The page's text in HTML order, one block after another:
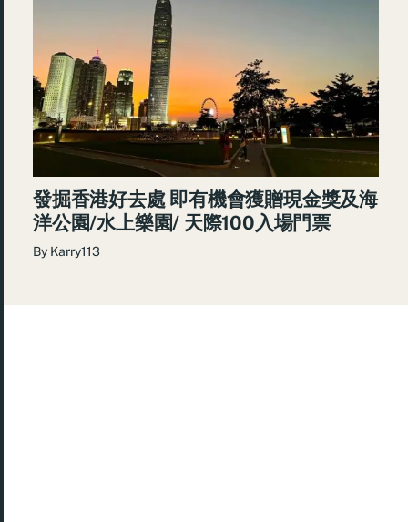
發掘香港好去處 即有機會獲贈現金獎及海
洋公園/水上樂園/ 天際100入場門票
By Karry113